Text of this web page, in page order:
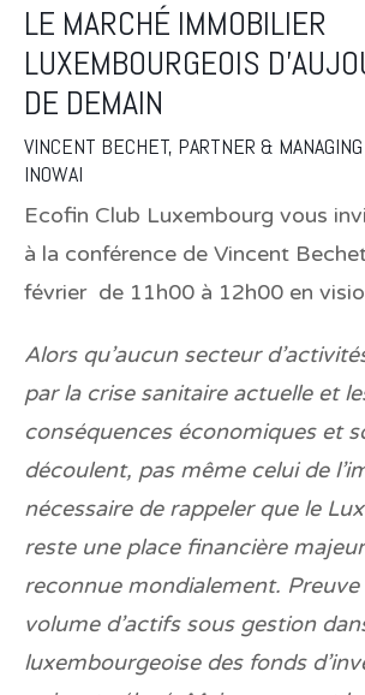
LE MARCHÉ IMMOBILIER
LUXEMBOURGEOIS
DE DEMAIN
VINCENT BECHET, PARTNER &
INOWAI
Ecofin Club Luxembourg vous
à la conférence de Vincent
février de 11h00 à 12h00 en
Alors qu’aucun secteur
par la crise sanitaire actuelle et
conséquences économiques et
découlent, pas même celui de
nécessaire de rappeler que le
reste une place financière
reconnue mondialement. Preuve
volume d’actifs sous gestion
luxembourgeoise des fonds